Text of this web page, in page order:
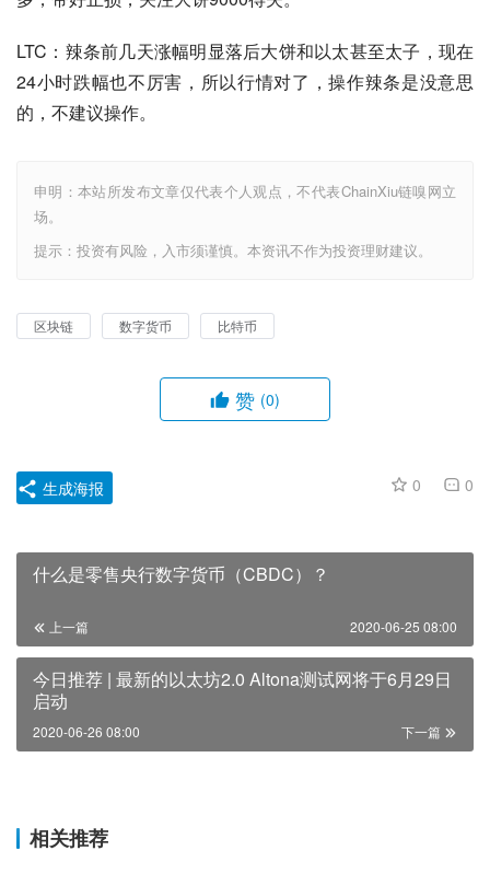
LTC：辣条前几天涨幅明显落后大饼和以太甚至太子，现在
24小时跌幅也不厉害，所以行情对了，操作辣条是没意思
的，不建议操作。
申明：本站所发布文章仅代表个人观点，不代表ChainXiu链嗅网立
场。
提示：投资有风险，入市须谨慎。本资讯不作为投资理财建议。
区块链 数字货币 比特币
赞 (0)
0 0
生成海报
什么是零售央行数字货币（CBDC）？
上一篇 2020-06-25 08:00
今日推荐 | 最新的以太坊2.0 Altona测试网将于6月29日
启动
下一篇
2020-06-26 08:00
相关推荐